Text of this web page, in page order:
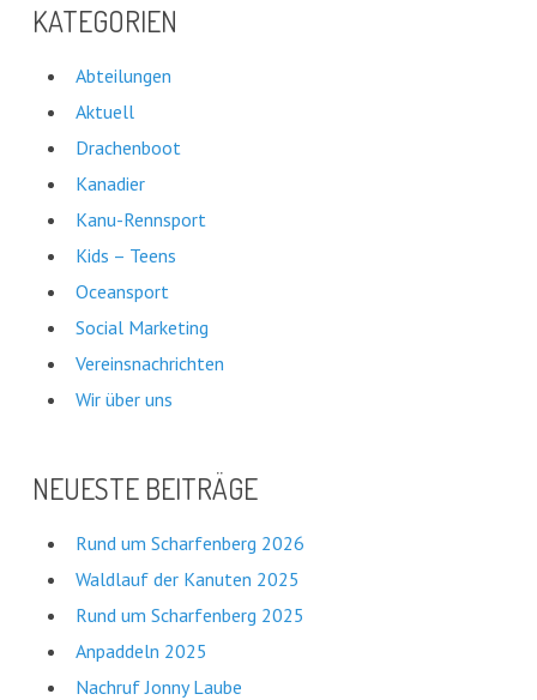
KATEGORIEN
Abteilungen
Aktuell
Drachenboot
Kanadier
Kanu-Rennsport
Kids – Teens
Oceansport
Social Marketing
Vereinsnachrichten
Wir über uns
NEUESTE BEITRÄGE
Rund um Scharfenberg 2026
Waldlauf der Kanuten 2025
Rund um Scharfenberg 2025
Anpaddeln 2025
Nachruf Jonny Laube